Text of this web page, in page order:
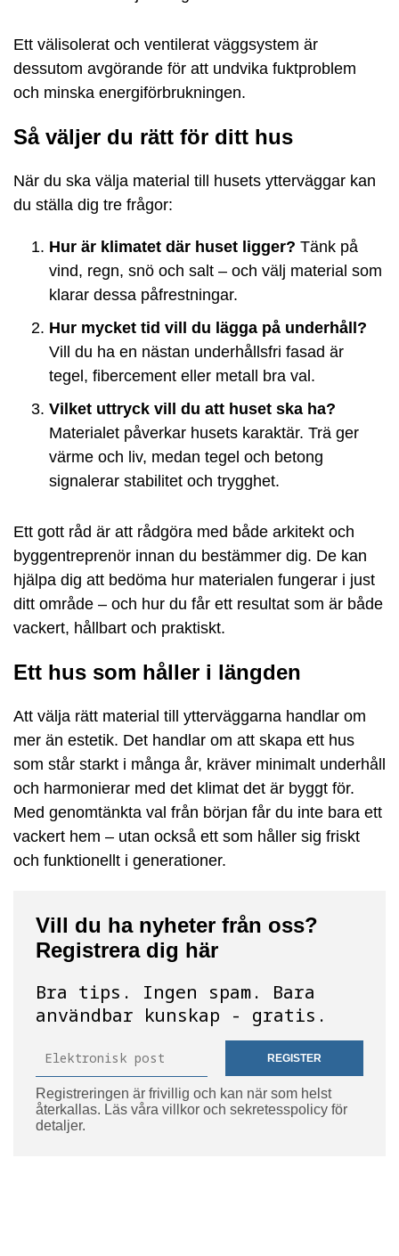
Ett välisolerat och ventilerat väggsystem är
dessutom avgörande för att undvika fuktproblem
och minska energiförbrukningen.
Så väljer du rätt för ditt hus
När du ska välja material till husets ytterväggar kan
du ställa dig tre frågor:
Hur är klimatet där huset ligger? Tänk på
vind, regn, snö och salt – och välj material som
klarar dessa påfrestningar.
Hur mycket tid vill du lägga på underhåll?
Vill du ha en nästan underhållsfri fasad är
tegel, fibercement eller metall bra val.
Vilket uttryck vill du att huset ska ha?
Materialet påverkar husets karaktär. Trä ger
värme och liv, medan tegel och betong
signalerar stabilitet och trygghet.
Ett gott råd är att rådgöra med både arkitekt och
byggentreprenör innan du bestämmer dig. De kan
hjälpa dig att bedöma hur materialen fungerar i just
ditt område – och hur du får ett resultat som är både
vackert, hållbart och praktiskt.
Ett hus som håller i längden
Att välja rätt material till ytterväggarna handlar om
mer än estetik. Det handlar om att skapa ett hus
som står starkt i många år, kräver minimalt underhåll
och harmonierar med det klimat det är byggt för.
Med genomtänkta val från början får du inte bara ett
vackert hem – utan också ett som håller sig friskt
och funktionellt i generationer.
Vill du ha nyheter från oss?
Registrera dig här
Bra tips. Ingen spam. Bara
användbar kunskap - gratis.
REGISTER
Registreringen är frivillig och kan när som helst
återkallas. Läs våra villkor och sekretesspolicy för
detaljer.